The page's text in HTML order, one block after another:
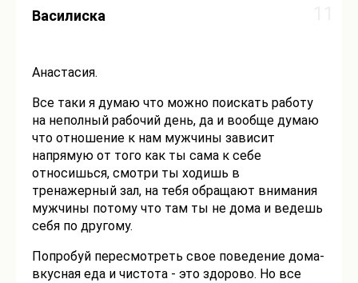
Василиска
Анастасия.
Все таки я думаю что можно поискать работу
на неполный рабочий день, да и вообще думаю
что отношение к нам мужчины зависит
напрямую от того как ты сама к себе
относишься, смотри ты ходишь в
тренажерный зал, на тебя обращают внимания
мужчины потому что там ты не дома и ведешь
себя по другому.
Попробуй пересмотреть свое поведение дома-
вкусная еда и чистота - это здорово. Но все